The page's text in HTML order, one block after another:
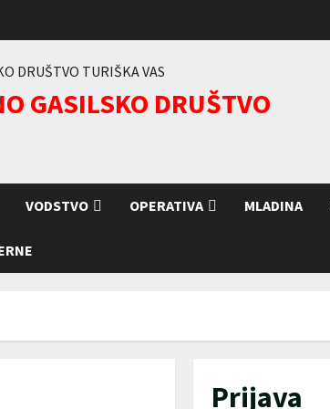
GASILSKO DRUŠTVO
VODSTVO OPERATIVA MLADINA
Prijava